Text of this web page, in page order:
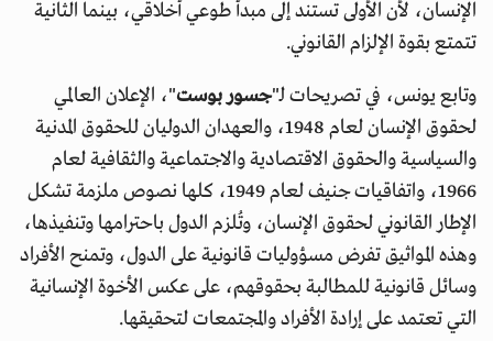
الإنسان، لأن الأولى تستند إلى مبدأ طوعي أخلاقي، بينما الثانية
تتمتع بقوة الإلزام القانوني.
وتابع يونس، في تصريحات لـ"جسور بوست"، الإعلان العالمي
لحقوق الإنسان لعام 1948، والعهدان الدوليان للحقوق المدنية
والسياسية والحقوق الاقتصادية والاجتماعية والثقافية لعام
1966، واتفاقيات جنيف لعام 1949، كلها نصوص ملزمة تشكل
الإطار القانوني لحقوق الإنسان، وتُلزم الدول باحترامها وتنفيذها،
وهذه المواثيق تفرض مسؤوليات قانونية على الدول، وتمنح الأفراد
وسائل قانونية للمطالبة بحقوقهم، على عكس الأخوة الإنسانية
التي تعتمد على إرادة الأفراد والمجتمعات لتحقيقها.